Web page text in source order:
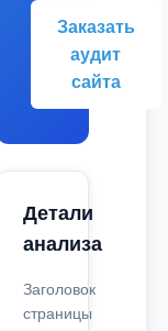
Заказать
аудит
сайта
Детали
анализа
Заголовок
страницы